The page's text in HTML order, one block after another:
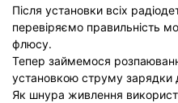
Після установки всіх
перевіряємо правильність
флюсу.
Тепер займемося
установкою струму зарядки
Як шнура живлення